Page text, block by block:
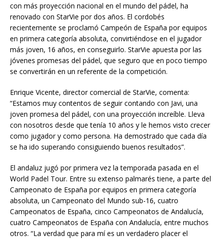
con más proyección nacional en el mundo del pádel, ha
renovado con StarVie por dos años. El cordobés
recientemente se proclamó Campeón de España por equipos
en primera categoría absoluta, convirtiéndose en el jugador
más joven, 16 años, en conseguirlo. StarVie apuesta por las
jóvenes promesas del pádel, que seguro que en poco tiempo
se convertirán en un referente de la competición.
Enrique Vicente, director comercial de StarVie, comenta:
“Estamos muy contentos de seguir contando con Javi, una
joven promesa del pádel, con una proyección increíble. Lleva
con nosotros desde que tenía 10 años y le hemos visto crecer
como jugador y como persona. Ha demostrado que cada día
se ha ido superando consiguiendo buenos resultados”.
El andaluz jugó por primera vez la temporada pasada en el
World Padel Tour. Entre su extenso palmarés tiene, a parte del
Campeonato de España por equipos en primera categoría
absoluta, un Campeonato del Mundo sub-16, cuatro
Campeonatos de España, cinco Campeonatos de Andalucía,
cuatro Campeonatos de España con Andalucía, entre muchos
otros. “La verdad que para mí es un verdadero placer el